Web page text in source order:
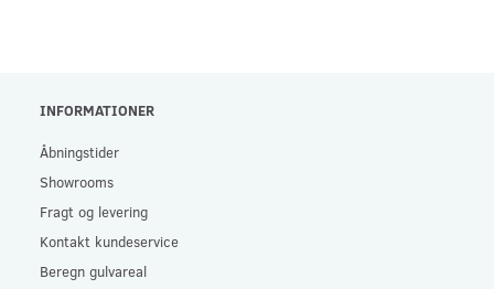
INFORMATIONER
Åbningstider
Showrooms
Fragt og levering
Kontakt kundeservice
Beregn gulvareal